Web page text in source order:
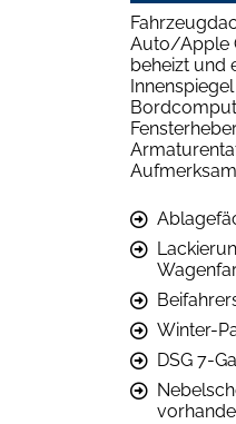
Auto/Apple
beheizt und
Winter-
DSG 7-